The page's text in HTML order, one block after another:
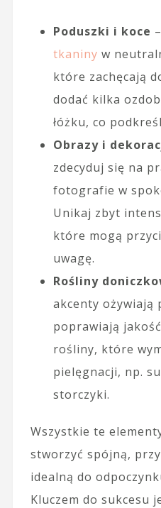
Poduszki i koce
tkaniny w
które zachęcają
dodać kilka
łóżku, co
Obrazy i
zdecyduj się na
fotografie w
Unikaj zbyt
które mogą
uwagę.
Rośliny
akcenty ożywiają
poprawiają
rośliny, które
pielęgnacji, np.
storczyki.
Wszystkie te
stworzyć spójną,
idealną do
Kluczem do sukcesu